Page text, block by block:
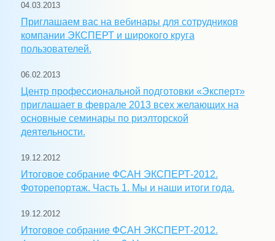
04.03.2013
Приглашаем вас на вебинары для сотрудников
компании ЭКСПЕРТ и широкого круга
пользователей.
06.02.2013
Центр профессиональной подготовки «Эксперт»
приглашает в феврале 2013 всех желающих на
основные семинары по риэлторской
деятельности.
19.12.2012
Итоговое собрание ФСАН ЭКСПЕРТ-2012.
Фоторепортаж. Часть 1. Мы и наши итоги года.
19.12.2012
Итоговое собрание ФСАН ЭКСПЕРТ-2012.